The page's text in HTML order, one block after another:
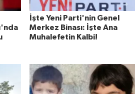
İşte Yeni Parti'nin Genel
Merkez Binası: İşte Ana
Muhalefetin Kalbi!